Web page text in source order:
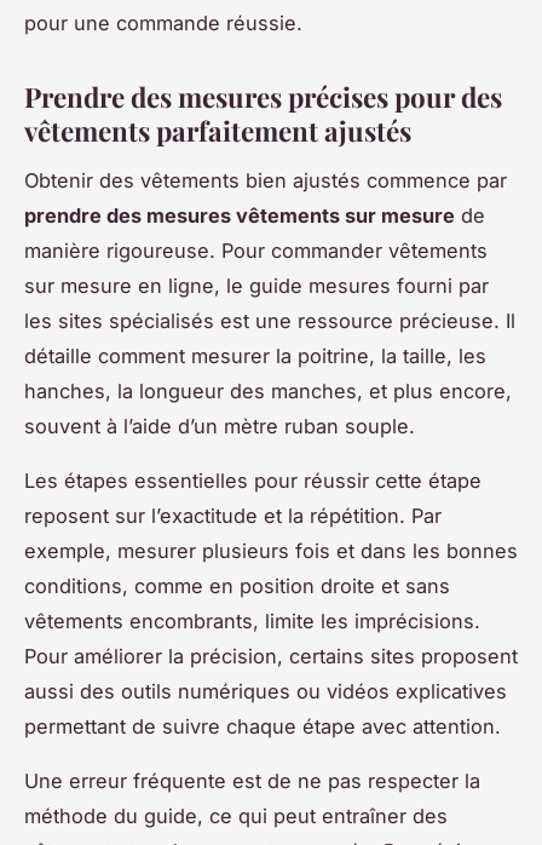
pour une commande réussie.
Prendre des mesures précises pour des
vêtements parfaitement ajustés
Obtenir des vêtements bien ajustés commence par
prendre des mesures vêtements sur mesure de
manière rigoureuse. Pour commander vêtements
sur mesure en ligne, le guide mesures fourni par
les sites spécialisés est une ressource précieuse. Il
détaille comment mesurer la poitrine, la taille, les
hanches, la longueur des manches, et plus encore,
souvent à l’aide d’un mètre ruban souple.
Les étapes essentielles pour réussir cette étape
reposent sur l’exactitude et la répétition. Par
exemple, mesurer plusieurs fois et dans les bonnes
conditions, comme en position droite et sans
vêtements encombrants, limite les imprécisions.
Pour améliorer la précision, certains sites proposent
aussi des outils numériques ou vidéos explicatives
permettant de suivre chaque étape avec attention.
Une erreur fréquente est de ne pas respecter la
méthode du guide, ce qui peut entraîner des